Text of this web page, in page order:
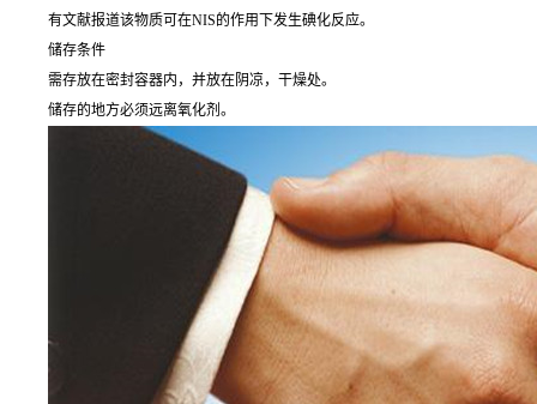
有文献报道该物质可在NIS的作用下发生碘化反应。
储存条件
需存放在密封容器内，并放在阴凉，干燥处。
储存的地方必须远离氧化剂。